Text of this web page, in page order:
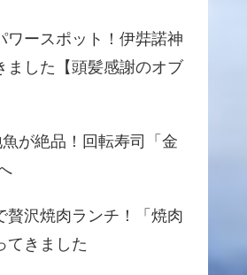
ワースポット！伊弉諾神
ました【頭髪感謝のオブ
が絶品！回転寿司「金
贅沢焼肉ランチ！「焼肉
てきました